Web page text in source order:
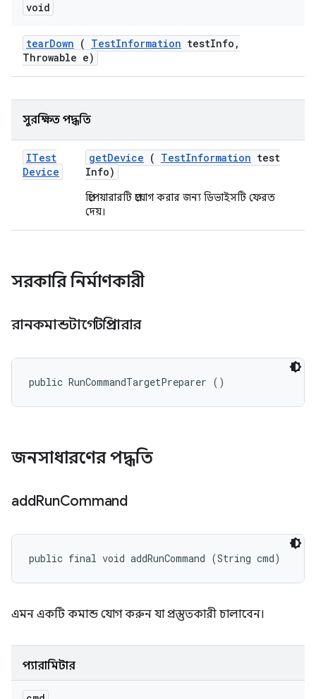
void
tearDown ( TestInformation testInfo ,
Throwable e)
সুরক্ষিত পদ্ধতি
ITest
Device
getDevice ( TestInformation test
Info)
প্রিপেয়ারারটি প্রয়োগ করার জন্য ডিভাইসটি ফেরত
দেয়।
সরকারি নির্মাণকারী
রানকমান্ডটার্গেটপ্রিপারার
public RunCommandTargetPreparer ()
জনসাধারণের পদ্ধতি
addRunCommand
public final void addRunCommand (String cmd)
এমন একটি কমান্ড যোগ করুন যা প্রস্তুতকারী চালাবেন।
প্যারামিটার